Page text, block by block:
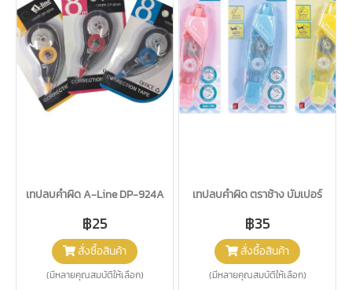
เทปลบคำผิด A-Line DP-924A
฿25
สั่งซื้อสินค้า
(มีหลายคุณสมบัติให้เลือก)
เทปลบคำผิด ตราช้าง บัมเปอร์
฿35
สั่งซื้อสินค้า
(มีหลายคุณสมบัติให้เลือก)